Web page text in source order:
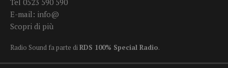
E-mail: info@
Scopri di più
Radio Sound fa parte diRDS 100% Special Radio.